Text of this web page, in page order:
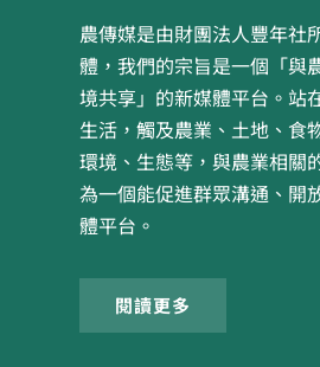
農傳媒是由財團法人豐年
體，我們的宗旨是一個「
境共享」的新媒體平台。
生活，觸及農業、土地、食
環境、生態等，與農業相
為一個能促進群眾溝通、
體平台。
閱讀更多